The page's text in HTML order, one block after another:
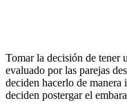
Tomar la decisión de tener
evaluado por las parejas
deciden hacerlo de manera
deciden postergar el